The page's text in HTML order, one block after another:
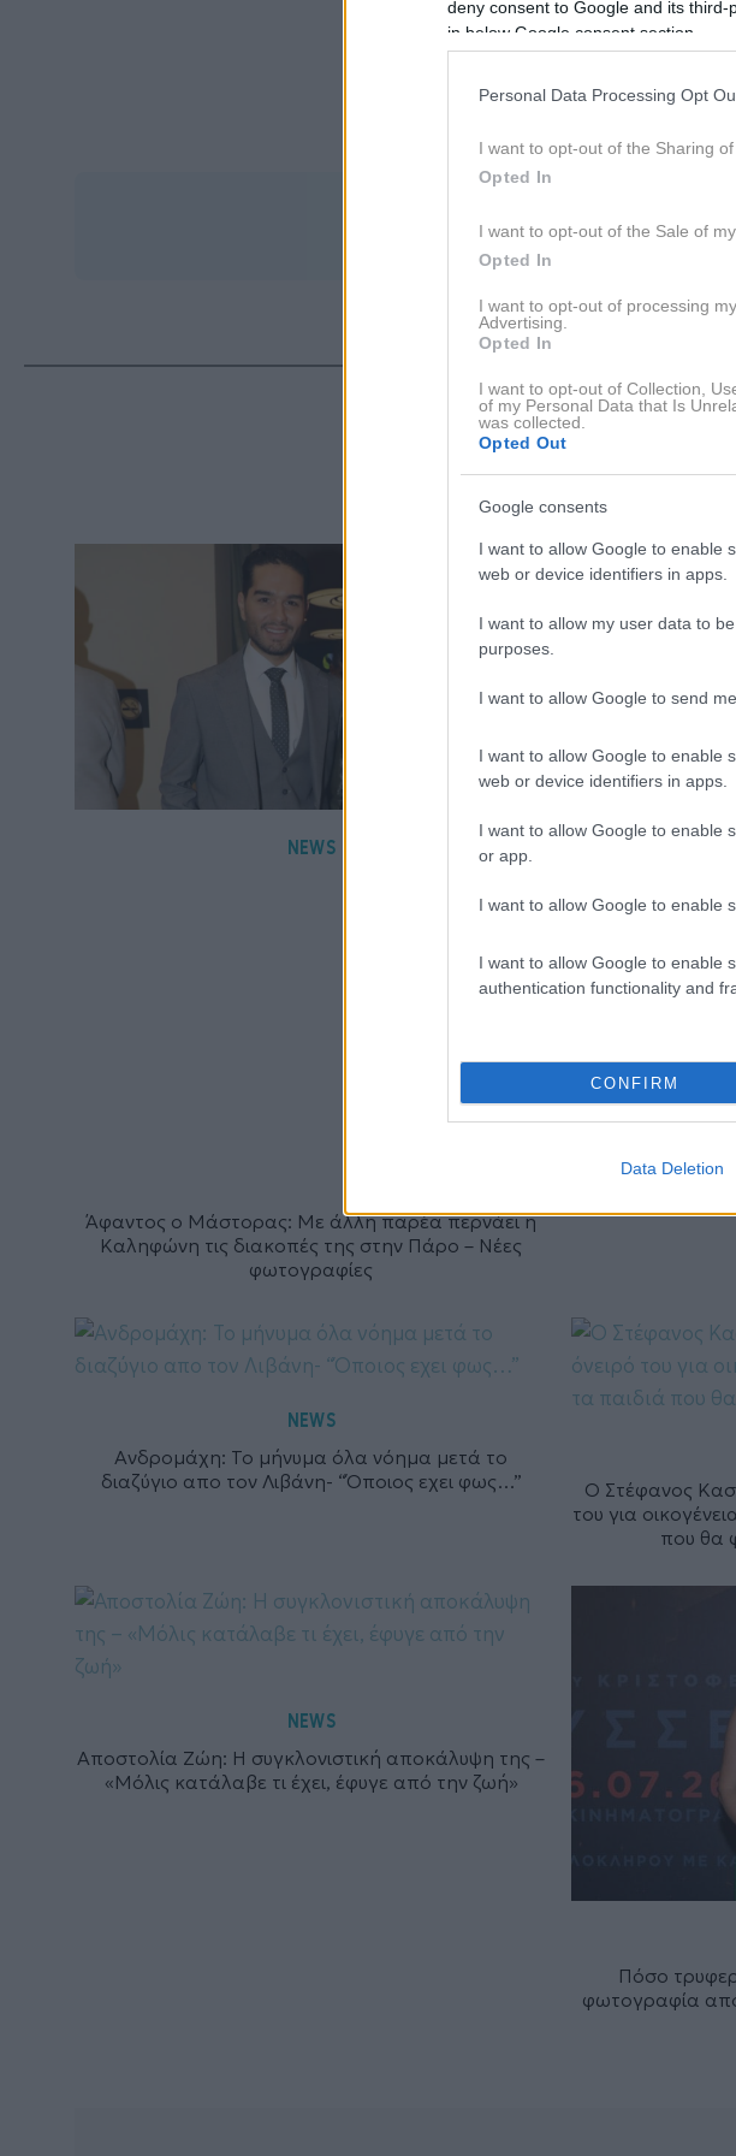
deny consent to Google and its
in below Google consent section.
Personal Data Processing Opt
I want to opt-out of the Sharing
Opted In
I want to opt-out of the Sale of
Opted In
I want to opt-out of processing
Advertising.
Opted In
I want to opt-out of Collection,
of my Personal Data that Is
was collected.
Opted Out
Google consents
I want to allow Google to enable
web or device identifiers in apps.
I want to allow my user data to
purposes.
I want to allow Google to send
I want to allow Google to enable
web or device identifiers in apps.
I want to allow Google to enable
or app.
I want to allow Google to enable
I want to allow Google to enable
authentication functionality and
CONFIRM
Data Deletion
NEWS
Άφαντος ο Μάστορας: Με άλλη παρέα περνάει η
Καληφώνη τις διακοπές της στην Πάρο – Νέες
φωτογραφίες
κόρης του
NEWS
Ανδρομάχη: Το μήνυμα όλα νόημα μετά το
διαζύγιο απο τον Λιβάνη- “Όποιος εχει φως…”
Ο Στέφανος
του για
που θα
NEWS
Αποστολία Ζώη: Η συγκλονιστική αποκάλυψη της –
«Μόλις κατάλαβε τι έχει, έφυγε από την ζωή»
Πόσο
φωτογραφία